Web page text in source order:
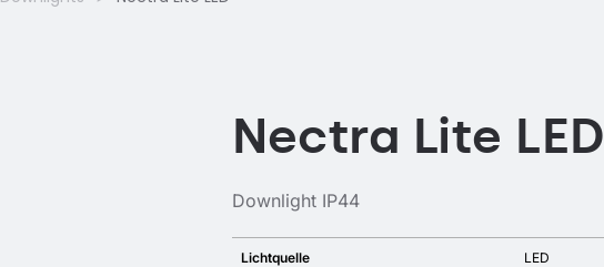
Nectra Lite LED
Downlight IP44
Lichtquelle LED